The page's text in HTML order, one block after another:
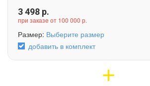
3 498 р.
при заказе от 100 000 р.
Размер: Выберите размер
добавить в комплект